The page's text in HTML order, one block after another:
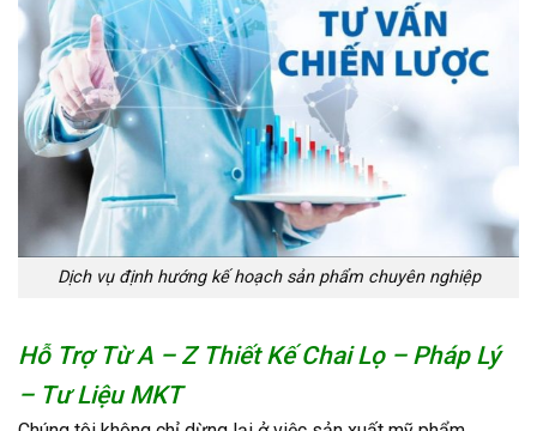
Dịch vụ định hướng kế hoạch sản phẩm chuyên nghiệp
Hỗ Trợ Từ A – Z Thiết Kế Chai Lọ – Pháp Lý
– Tư Liệu MKT